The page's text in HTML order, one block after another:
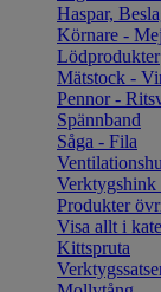
Haspar,
Körnare -
Lödprodukter
Mätstock -
Pennor -
Spännband
Såga - Fila
Verktygshink
Produkter
Visa allt i
Kittspruta